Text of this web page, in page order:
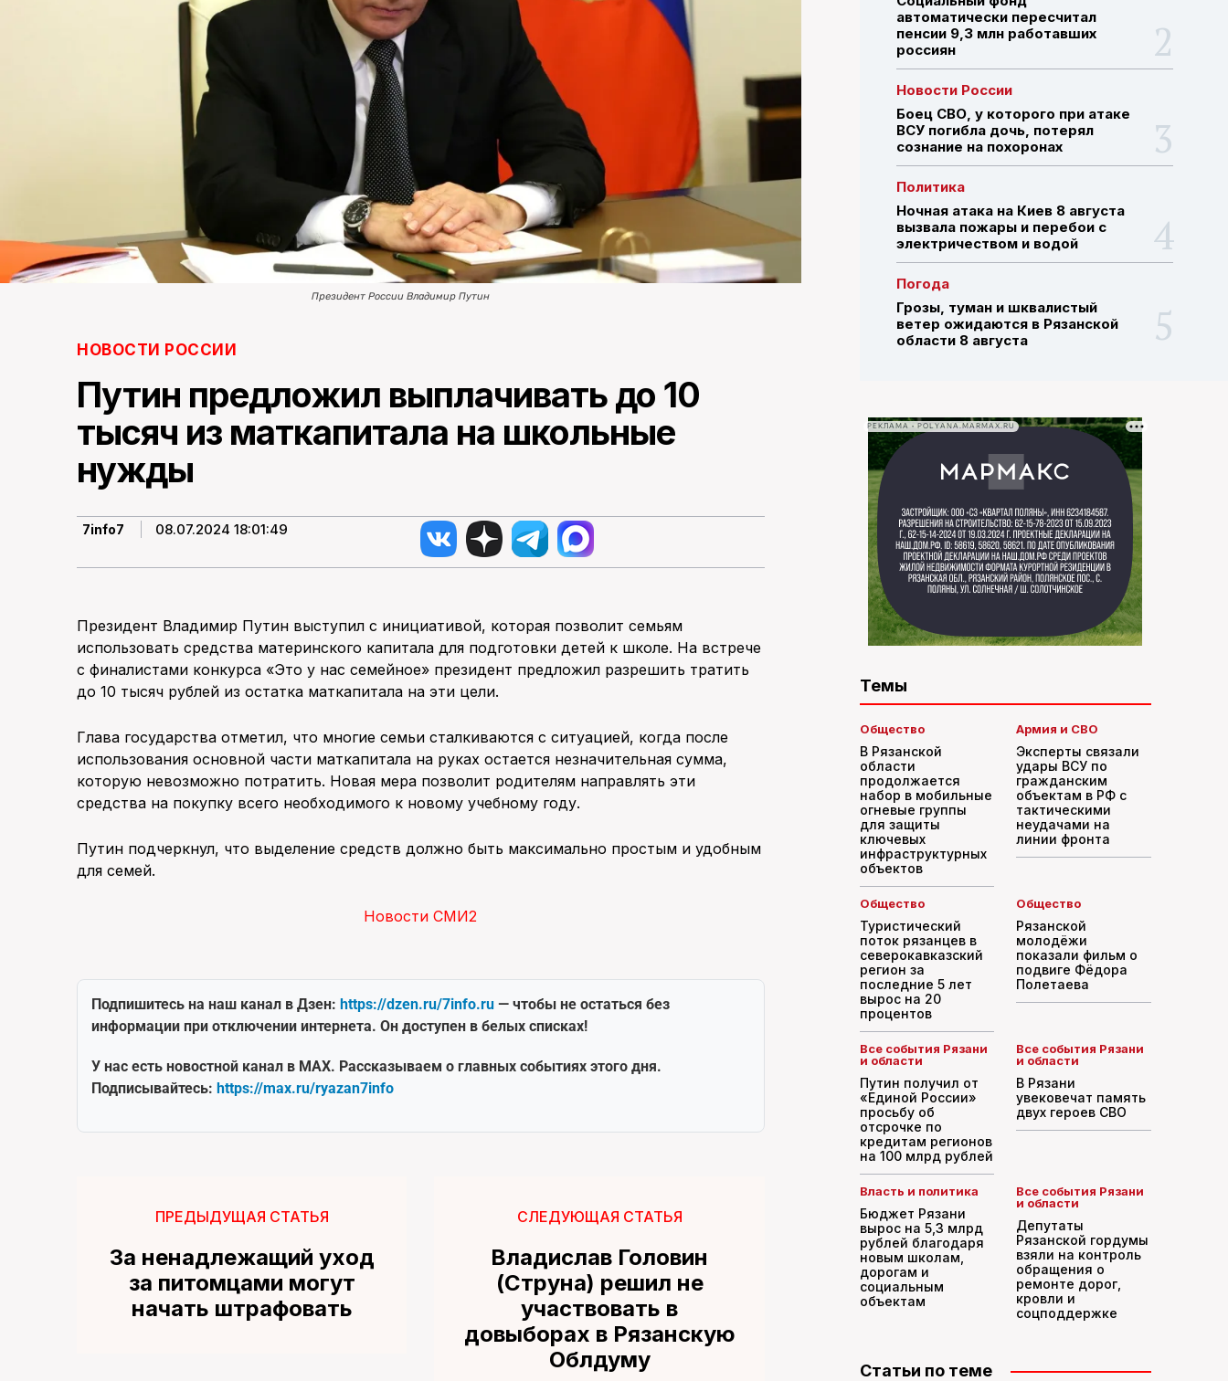
ПОИСК ПО САЙТУ
Президент России Владимир Путин
НОВОСТИ РОССИИ
Путин предложил выплачивать до 10
тысяч из маткапитала на школьные
нужды
7info7 08.07.2024 18:01:49
Президент Владимир Путин выступил с инициативой, которая позволит семьям
использовать средства материнского капитала для подготовки детей к школе. На встрече
с финалистами конкурса «Это у нас семейное» президент предложил разрешить тратить
до 10 тысяч рублей из остатка маткапитала на эти цели.
Глава государства отметил, что многие семьи сталкиваются с ситуацией, когда после
использования основной части маткапитала на руках остается незначительная сумма,
которую невозможно потратить. Новая мера позволит родителям направлять эти
средства на покупку всего необходимого к новому учебному году.
Путин подчеркнул, что выделение средств должно быть максимально простым и удобным
для семей.
Новости СМИ2
Подпишитесь на наш канал в Дзен: https://dzen.ru/7info.ru — чтобы не остаться без
информации при отключении интернета. Он доступен в белых списках!
У нас есть новостной канал в MAX. Рассказываем о главных событиях этого дня.
Подписывайтесь: https://max.ru/ryazan7info
ПРЕДЫДУЩАЯ СТАТЬЯ
За ненадлежащий уход
за питомцами могут
начать штрафовать
СЛЕДУЮЩАЯ СТАТЬЯ
Владислав Головин
(Струна) решил не
участвовать в
довыборах в Рязанскую
Облдуму
автоматически пересчитал
пенсии 9,3 млн работавших
россиян
Новости России
Боец СВО, у которого при атаке
ВСУ погибла дочь, потерял
сознание на похоронах
Политика
Ночная атака на Киев 8 августа
вызвала пожары и перебои с
электричеством и водой
Погода
Грозы, туман и шквалистый
ветер ожидаются в Рязанской
области 8 августа
РЕКЛАМА • POLYANA.MARMAX.RU
Темы
Общество
В Рязанской
области
продолжается
набор в мобильные
огневые группы
для защиты
ключевых
инфраструктурных
объектов
Армия и СВО
Эксперты связали
удары ВСУ по
гражданским
объектам в РФ с
тактическими
неудачами на
линии фронта
Общество
Туристический
поток рязанцев в
северокавказский
регион за
последние 5 лет
вырос на 20
процентов
Общество
Рязанской
молодёжи
показали фильм о
подвиге Фёдора
Полетаева
Все события Рязани
и области
Путин получил от
«Единой России»
просьбу об
отсрочке по
кредитам регионов
на 100 млрд рублей
Все события Рязани
и области
В Рязани
увековечат память
двух героев СВО
Власть и политика
Бюджет Рязани
вырос на 5,3 млрд
рублей благодаря
новым школам,
дорогам и
социальным
объектам
Все события Рязани
и области
Депутаты
Рязанской гордумы
взяли на контроль
обращения о
ремонте дорог,
кровли и
соцподдержке
Статьи по теме